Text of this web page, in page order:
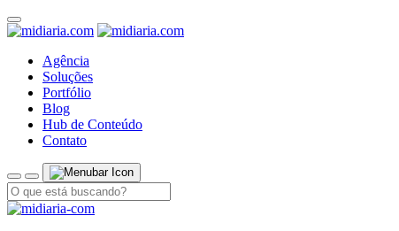
Agência
Soluções
Portfólio
Blog
Hub de Conteúdo
Contato